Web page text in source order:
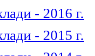
- 2016 г.
- 2015 г.